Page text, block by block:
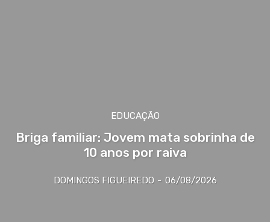
EDUCAÇÃO
Briga familiar: Jovem mata sobrinha de
10 anos por raiva
DOMINGOS FIGUEIREDO - 06/08/2026